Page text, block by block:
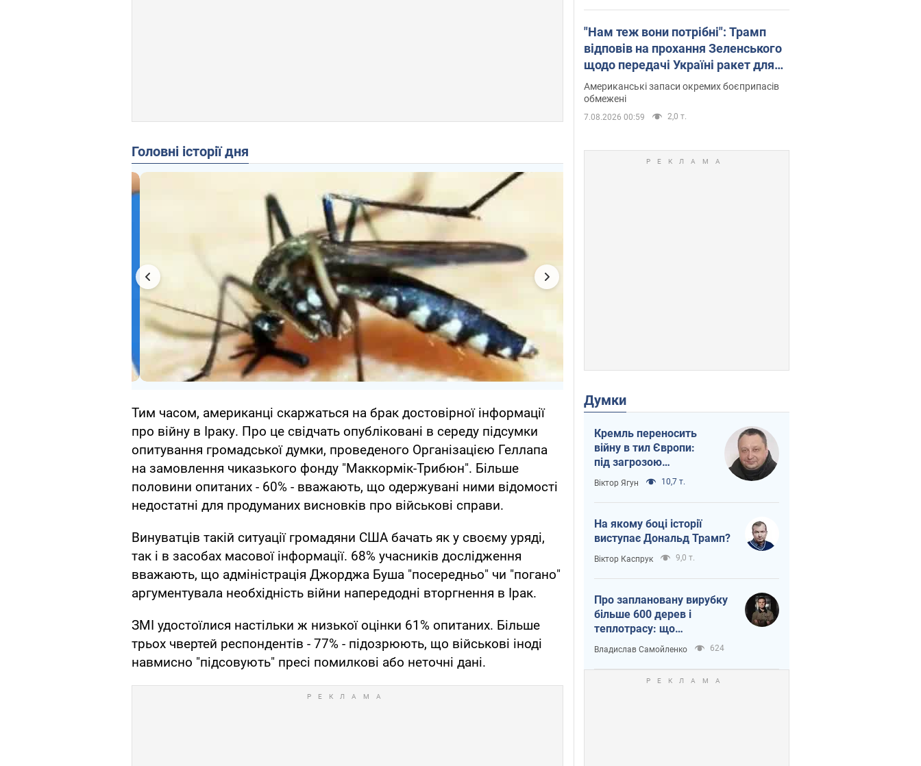
Головні історії дня
Тим часом, американці скаржаться на брак достовірної інформації
про війну в Іраку. Про це свідчать опубліковані в середу підсумки
опитування громадської думки, проведеного Організацією Геллапа
на замовлення чиказького фонду "Маккормік-Трибюн". Більше
половини опитаних - 60% - вважають, що одержувані ними відомості
недостатні для продуманих висновків про військові справи.
Винуватців такій ситуації громадяни США бачать як у своєму уряді,
так і в засобах масової інформації. 68% учасників дослідження
вважають, що адміністрація Джорджа Буша "посередньо" чи "погано"
аргументувала необхідність війни напередодні вторгнення в Ірак.
ЗМІ удостоїлися настільки ж низької оцінки 61% опитаних. Більше
трьох чвертей респондентів - 77% - підозрюють, що військові іноді
навмисно "підсовують" пресі помилкові або неточні дані.
"Нам теж вони потрібні": Трамп
відповів на прохання Зеленського
щодо передачі Україні ракет для
Patriot
Американські запаси окремих боєприпасів
обмежені
7.08.2026 00:59 2,0 т.
Думки
Кремль переносить
війну в тил Європи:
під загрозою
критична логістика
Віктор Ягун 10,7 т.
На якому боці історії
виступає Дональд Трамп?
Віктор Каспрук 9,0 т.
Про заплановану вирубку
більше 600 дерев і
теплотрасу: що
відбувається на Теремках
у Києві
Владислав Самойленко 624